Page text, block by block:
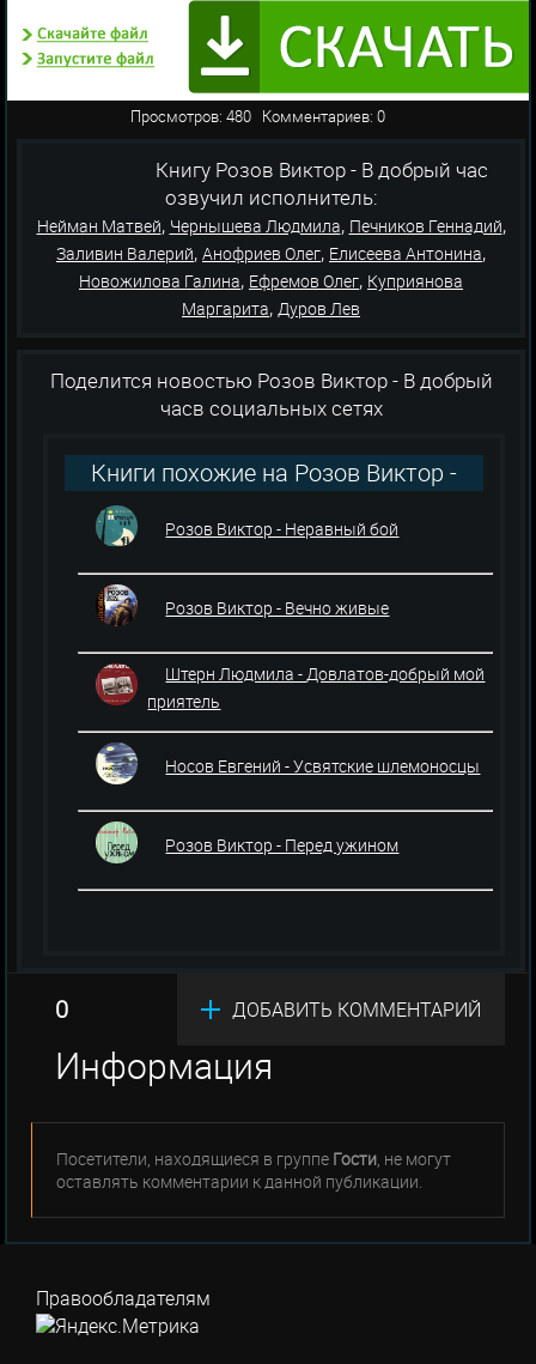
Просмотров: 480 Комментариев: 0
Книгу Розов Виктор - В добрый час
озвучил исполнитель:
Нейман Матвей, Чернышева Людмила, Печников Геннадий,
Заливин Валерий, Анофриев Олег, Елисеева Антонина,
Новожилова Галина, Ефремов Олег, Куприянова
Маргарита, Дуров Лев
Поделится новостью Розов Виктор - В добрый
часв социальных сетях
Книги похожие на Розов Виктор -
Розов Виктор - Неравный бой
Розов Виктор - Вечно живые
Штерн Людмила - Довлатов-добрый мой
приятель
Носов Евгений - Усвятские шлемоносцы
Розов Виктор - Перед ужином
0 ДОБАВИТЬ КОММЕНТАРИЙ
Информация
Посетители, находящиеся в группе Гости, не могут
оставлять комментарии к данной публикации.
Правообладателям